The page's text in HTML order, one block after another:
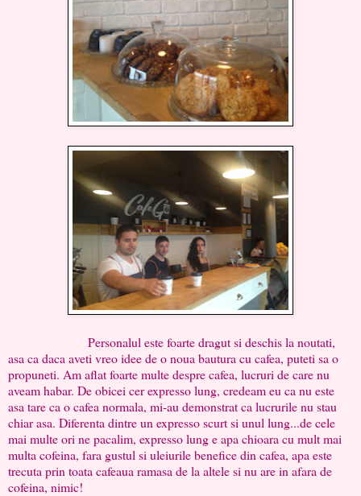
Personalul este foarte dragut si deschis la noutati,
asa ca daca aveti vreo idee de o noua bautura cu cafea, puteti sa o
propuneti. Am aflat foarte multe despre cafea, lucruri de care nu
aveam habar. De obicei cer expresso lung, credeam eu ca nu este
asa tare ca o cafea normala, mi-au demonstrat ca lucrurile nu stau
chiar asa. Diferenta dintre un expresso scurt si unul lung...de cele
mai multe ori ne pacalim, expresso lung e apa chioara cu mult mai
multa cofeina, fara gustul si uleiurile benefice din cafea, apa este
trecuta prin toata cafeaua ramasa de la altele si nu are in afara de
cofeina, nimic!